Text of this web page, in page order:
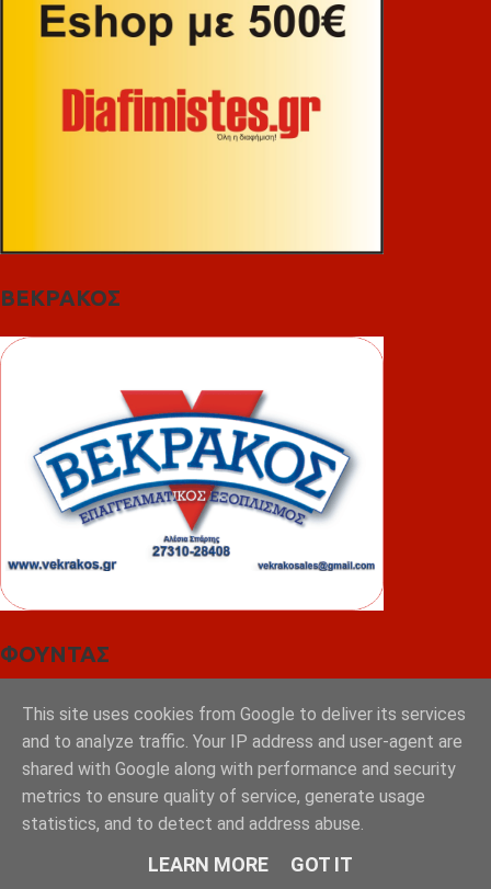
ΒΕΚΡΑΚΟΣ
ΦΟΥΝΤΑΣ
This site uses cookies from Google to deliver its services
and to analyze traffic. Your IP address and user-agent are
shared with Google along with performance and security
metrics to ensure quality of service, generate usage
statistics, and to detect and address abuse.
LEARN MORE GOT IT